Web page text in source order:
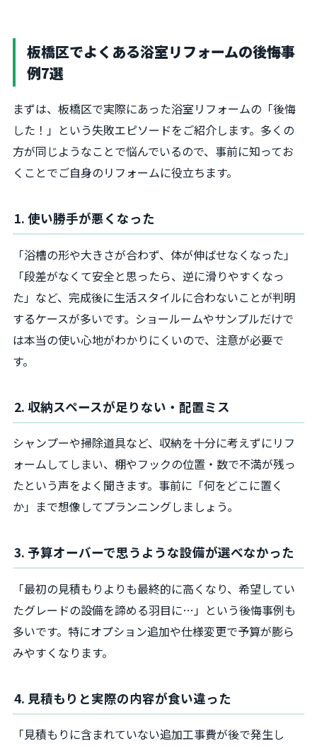
板橋区でよくある浴室リフォームの後悔事
例7選
まずは、板橋区で実際にあった浴室リフォームの「後悔
した！」という失敗エピソードをご紹介します。多くの
方が同じようなことで悩んでいるので、事前に知ってお
くことでご自身のリフォームに役立ちます。
1. 使い勝手が悪くなった
「浴槽の形や大きさが合わず、体が伸ばせなくなった」
「段差がなくて安全と思ったら、逆に滑りやすくなっ
た」など、完成後に生活スタイルに合わないことが判明
するケースが多いです。ショールームやサンプルだけで
は本当の使い心地がわかりにくいので、注意が必要で
す。
2. 収納スペースが足りない・配置ミス
シャンプーや掃除道具など、収納を十分に考えずにリフ
ォームしてしまい、棚やフックの位置・数で不満が残っ
たという声をよく聞きます。事前に「何をどこに置く
か」まで想像してプランニングしましょう。
3. 予算オーバーで思うような設備が選べなかった
「最初の見積もりよりも最終的に高くなり、希望してい
たグレードの設備を諦める羽目に…」という後悔事例も
多いです。特にオプション追加や仕様変更で予算が膨ら
みやすくなります。
4. 見積もりと実際の内容が食い違った
「見積もりに含まれていない追加工事費が後で発生し